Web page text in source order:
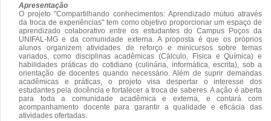
Apresentação
O projeto "Compartilhando conhecimentos: Aprendizado mútuo através
da troca de experiências" tem como objetivo proporcionar um espaço de
aprendizado colaborativo entre os estudantes do Campus Poços da
UNIFAL-MG e da comunidade externa. A proposta é que os próprios
alunos organizem atividades de reforço e minicursos sobre temas
variados, como disciplinas acadêmicas (Cálculo, Física e Química) e
habilidades práticas do cotidiano (culinária, informática, escrita), sob a
orientação de docentes quando necessário. Além de suprir demandas
acadêmicas e práticas, o projeto visa despertar o interesse dos
estudantes pela docência e fortalecer a troca de saberes. A ação é aberta
para toda a comunidade acadêmica e externa, e contará com
acompanhamento docente para garantir a qualidade e eficácia das
atividades ofertadas.